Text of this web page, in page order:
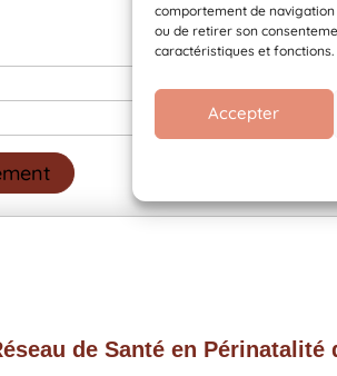
comportement de
ou de retirer son
caractéristiques et fonctions.
Accepter
de Santé en Périnatalité